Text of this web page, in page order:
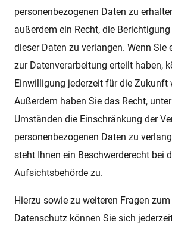
personenbezogenen Daten zu
außerdem ein Recht, die
dieser Daten zu verlangen. Wenn Sie
zur Datenverarbeitung erteilt haben,
Einwilligung jederzeit für die Zukunft
Außerdem haben Sie das Recht,
Umständen die Einschränkung der
personenbezogenen Daten zu
steht Ihnen ein Beschwerderecht bei
Aufsichtsbehörde zu.
Hierzu sowie zu weiteren Fragen
Datenschutz können Sie sich